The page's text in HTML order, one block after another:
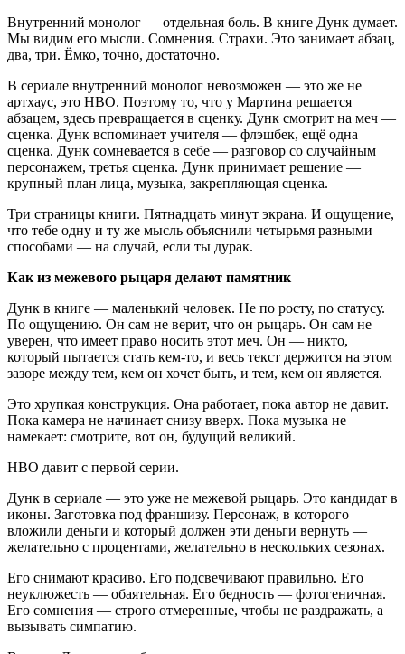
Внутренний монолог — отдельная боль. В книге Дунк думает.
Мы видим его мысли. Сомнения. Страхи. Это занимает абзац,
два, три. Ёмко, точно, достаточно.
В сериале внутренний монолог невозможен — это же не
артхаус, это HBO. Поэтому то, что у Мартина решается
абзацем, здесь превращается в сценку. Дунк смотрит на меч —
сценка. Дунк вспоминает учителя — флэшбек, ещё одна
сценка. Дунк сомневается в себе — разговор со случайным
персонажем, третья сценка. Дунк принимает решение —
крупный план лица, музыка, закрепляющая сценка.
Три страницы книги. Пятнадцать минут экрана. И ощущение,
что тебе одну и ту же мысль объяснили четырьмя разными
способами — на случай, если ты дурак.
Как из межевого рыцаря делают памятник
Дунк в книге — маленький человек. Не по росту, по статусу.
По ощущению. Он сам не верит, что он рыцарь. Он сам не
уверен, что имеет право носить этот меч. Он — никто,
который пытается стать кем-то, и весь текст держится на этом
зазоре между тем, кем он хочет быть, и тем, кем он является.
Это хрупкая конструкция. Она работает, пока автор не давит.
Пока камера не начинает снизу вверх. Пока музыка не
намекает: смотрите, вот он, будущий великий.
HBO давит с первой серии.
Дунк в сериале — это уже не межевой рыцарь. Это кандидат в
иконы. Заготовка под франшизу. Персонаж, в которого
вложили деньги и который должен эти деньги вернуть —
желательно с процентами, желательно в нескольких сезонах.
Его снимают красиво. Его подсвечивают правильно. Его
неуклюжесть — обаятельная. Его бедность — фотогеничная.
Его сомнения — строго отмеренные, чтобы не раздражать, а
вызывать симпатию.